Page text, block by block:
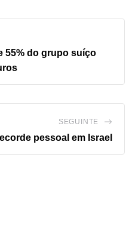
55% do grupo suíço
SEGUINTE
pessoal em Israel